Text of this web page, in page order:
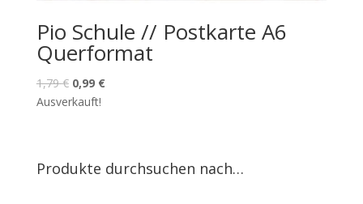
Pio Schule // Postkarte A6
Querformat
1,79€ 0,99 €
Ausverkauft!
Produkte durchsuchen nach…